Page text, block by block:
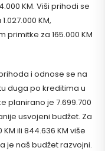
KM. Viši prihodi se
KM,
primitke za 165.000 KM
i odnose se na
duga po kreditima u
planirano je 7.699.700
usvojeni budžet. Za
ili 844.636 KM više
je naš budžet razvojni.